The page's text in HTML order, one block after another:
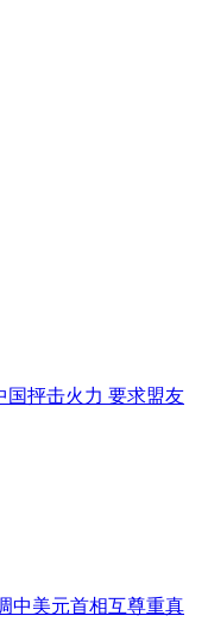
国抨击火力 要求盟友
中美元首相互尊重真